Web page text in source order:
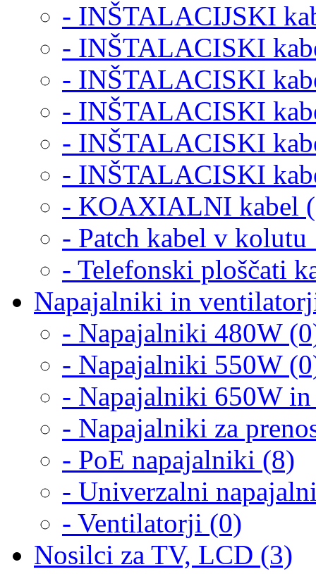
- INŠTALACIJSKI
- INŠTALACISKI
- INŠTALACISKI
- INŠTALACISKI
- INŠTALACISKI
- INŠTALACISKI
- KOAXIALNI kabel
- Patch kabel v
- Telefonski ploščati
Napajalniki in
- Napajalniki 480W
- Napajalniki 550W
- Napajalniki 650W
- Napajalniki za
- PoE napajalniki (8)
- Univerzalni
- Ventilatorji (0)
Nosilci za TV, LCD (3)